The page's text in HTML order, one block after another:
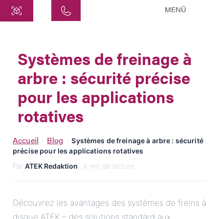
Siemensstraße 47
25462 Rellingen
info@atek.de
+49 4101 7953-0
Ouvrir le chat
Nom de l'entreprise
MENÜ
Systèmes de freinage à
arbre : sécurité précise
pour les applications
rotatives
Accueil Blog
Systèmes de freinage à arbre : sécurité
précise pour les applications rotatives
Par ATEK Redaktion · 6 min de lecture
Découvrez les avantages des systèmes de freins à
disque ATEK – des solutions standard aux